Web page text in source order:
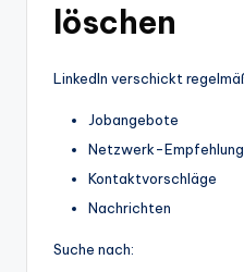
löschen
LinkedIn verschickt
Jobangebote
Netzwerk-
Kontaktvorschläge
Nachrichten
Suche nach: